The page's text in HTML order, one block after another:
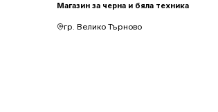
Магазин за черна и бяла техника
гр. Велико Търново